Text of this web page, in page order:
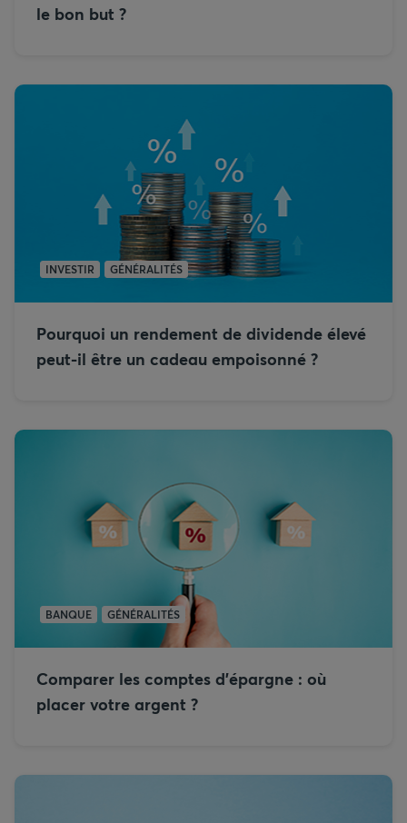
le bon but ?
INVESTIR GÉNÉRALITÉS
Pourquoi un rendement de dividende élevé
peut-il être un cadeau empoisonné ?
BANQUE GÉNÉRALITÉS
Comparer les comptes d’épargne : où
placer votre argent ?